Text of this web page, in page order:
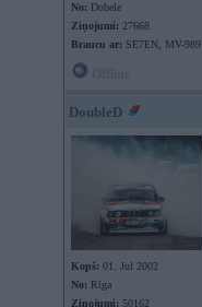
No: Dobele
Ziņojumi: 27668
Braucu ar: SE7EN, MV-989
DoubleD
Kopš: 01. Jul 2002
No: Rīga
Ziņojumi: 50162